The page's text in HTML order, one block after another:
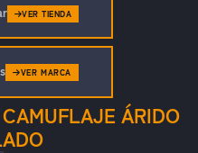
VER TIENDA
ÁRIDO
VER MARCA